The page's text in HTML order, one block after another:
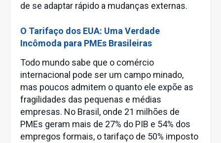
de se adaptar rápido a mudanças externas.
O Tarifaço dos EUA: Uma Verdade
Incômoda para PMEs Brasileiras
Todo mundo sabe que o comércio
internacional pode ser um campo minado,
mas poucos admitem o quanto ele expõe as
fragilidades das pequenas e médias
empresas. No Brasil, onde 21 milhões de
PMEs geram mais de 27% do PIB e 54% dos
empregos formais, o tarifaço de 50% imposto